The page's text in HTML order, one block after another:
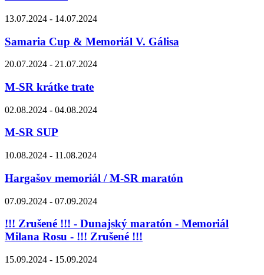
13.07.2024 - 14.07.2024
Samaria Cup & Memoriál V. Gálisa
20.07.2024 - 21.07.2024
M-SR krátke trate
02.08.2024 - 04.08.2024
M-SR SUP
10.08.2024 - 11.08.2024
Hargašov memoriál / M-SR maratón
07.09.2024 - 07.09.2024
!!! Zrušené !!! - Dunajský maratón - Memoriál
Milana Rosu - !!! Zrušené !!!
15.09.2024 - 15.09.2024